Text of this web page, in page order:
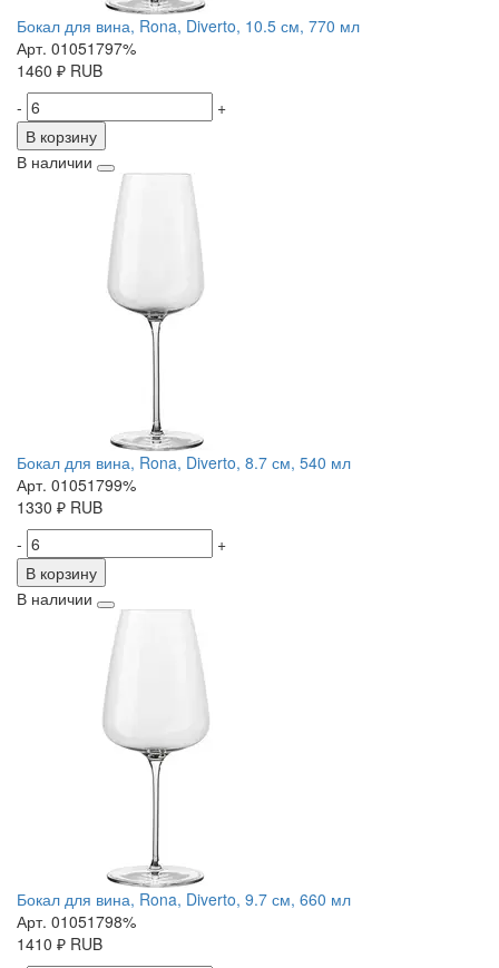
Бокал для вина, Rona, Diverto, 10.5 см, 770 мл
Арт. 01051797%
1460 ₽ RUB
-
+
В корзину
В наличии
Бокал для вина, Rona, Diverto, 8.7 см, 540 мл
Арт. 01051799%
1330 ₽ RUB
-
+
В корзину
В наличии
Бокал для вина, Rona, Diverto, 9.7 см, 660 мл
Арт. 01051798%
1410 ₽ RUB